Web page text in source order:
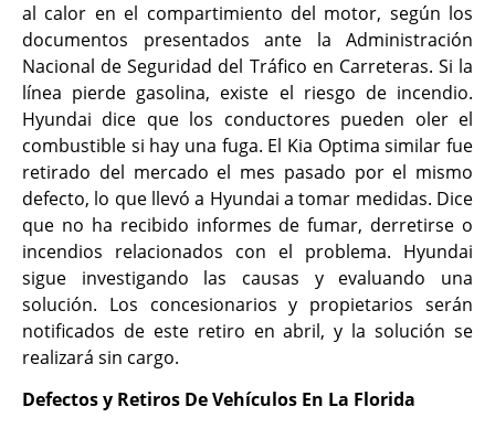
al calor en el compartimiento del motor, según los
documentos presentados ante la Administración
Nacional de Seguridad del Tráfico en Carreteras. Si la
línea pierde gasolina, existe el riesgo de incendio.
Hyundai dice que los conductores pueden oler el
combustible si hay una fuga. El Kia Optima similar fue
retirado del mercado el mes pasado por el mismo
defecto, lo que llevó a Hyundai a tomar medidas. Dice
que no ha recibido informes de fumar, derretirse o
incendios relacionados con el problema. Hyundai
sigue investigando las causas y evaluando una
solución. Los concesionarios y propietarios serán
notificados de este retiro en abril, y la solución se
realizará sin cargo.
Defectos y Retiros De Vehículos En La Florida